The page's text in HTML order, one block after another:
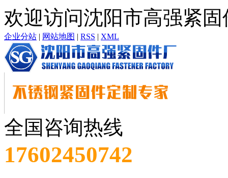
欢迎访问沈阳市高强紧
企业分站 | 网站地图 | RSS | XML
全国咨询热线
17602450742